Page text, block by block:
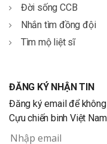
Đời sống CCB
Nhắn tìm đồng đội
Tìm mộ liệt sĩ
ĐĂNG KÝ NHẬN TIN
Đăng ký email để
Cựu chiến binh Việt Nam